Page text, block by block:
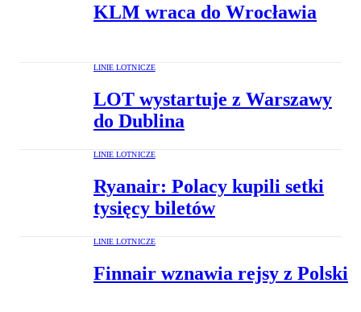
KLM wraca do Wrocławia
LINIE LOTNICZE
LOT wystartuje z Warszawy
do Dublina
LINIE LOTNICZE
Ryanair: Polacy kupili setki
tysięcy biletów
LINIE LOTNICZE
Finnair wznawia rejsy z Polski